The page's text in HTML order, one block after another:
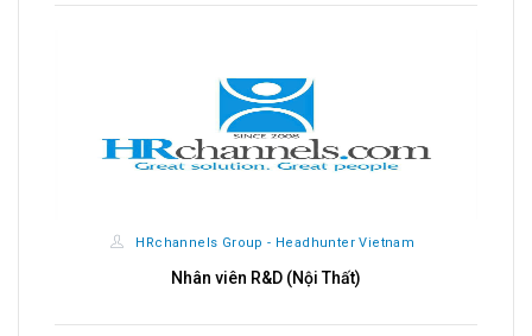
HRchannels Group - Headhunter Vietnam
Nhân viên R&D (Nội Thất)